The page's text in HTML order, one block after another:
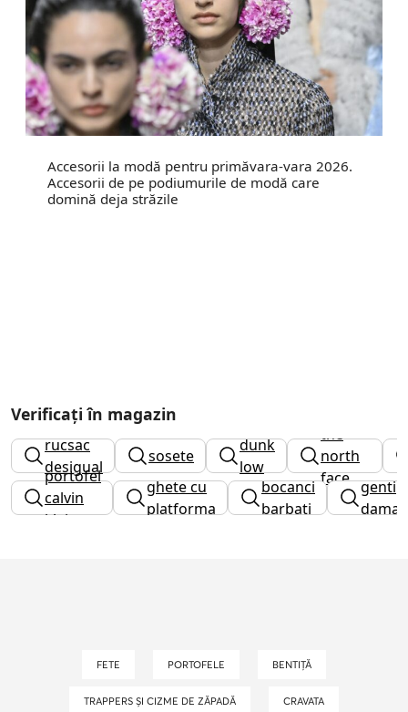
Accesorii la modă pentru primăvara-vara 2026.
Accesorii de pe podiumurile de modă care
domină deja străzile
Verificați în magazin
rucsac
desigual
sosete
dunk
low
the
north
face
barbati
portofel
calvin
klein
ghete cu
platforma
bocanci
barbati
genti
dama
FETE PORTOFELE BENTIȚĂ
TRAPPERS ȘI CIZME DE ZĂPADĂ CRAVATA